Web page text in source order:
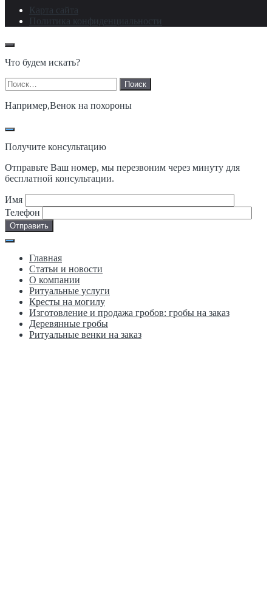
Карта сайта
Политика конфиденциальности
Что будем искать?
Найти:
Например,Венок на похороны
Получите консультацию
Отправьте Ваш номер, мы перезвоним через минуту для
бесплатной консультации.
Имя
Телефон
Главная
Статьи и новости
О компании
Ритуальные услуги
Кресты на могилу
Изготовление и продажа гробов: гробы на заказ
Деревянные гробы
Ритуальные венки на заказ